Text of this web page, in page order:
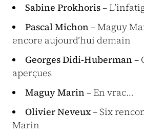
Sabine Prokhoris–
Pascal Michon – Maguy
encore aujourd’hui demain
Georges Didi-Huberman –
aperçues
Maguy Marin – En vrac…
Olivier Neveux– Six
Marin